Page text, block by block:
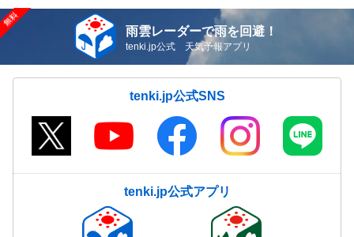
雨雲レーダーで雨を回避！
tenki.jp公式 天気予報アプリ
tenki.jp公式SNS
tenki.jp公式アプリ